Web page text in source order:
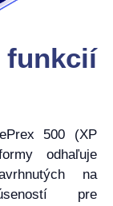
500 (XP
odhaľuje
na
pre